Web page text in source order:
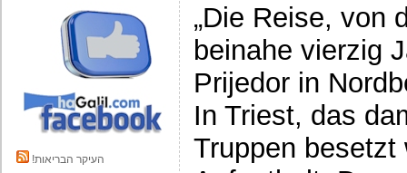
!העיקר הבריאות
„Die Reise, von
beinahe vierzig
Prijedor in
In Triest, das
Truppen besetzt